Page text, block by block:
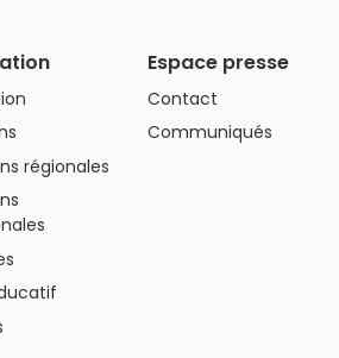
régionales
Espace presse
Contact
Communiqués